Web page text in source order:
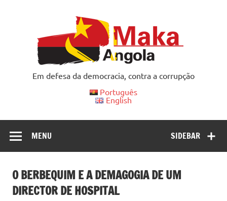
Em defesa da democracia, contra a corrupção
Português
English
SIDEBAR
MENU
O BERBEQUIM E A DEMAGOGIA DE UM
DIRECTOR DE HOSPITAL